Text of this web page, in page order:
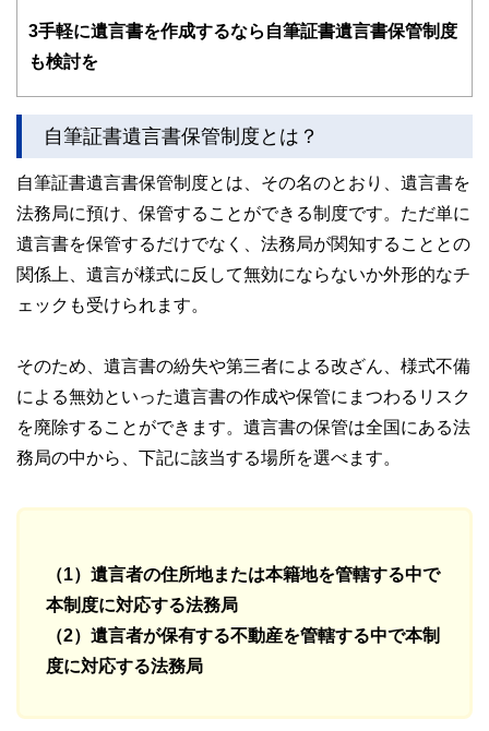
3手軽に遺言書を作成するなら自筆証書遺言書保管制度
も検討を
自筆証書遺言書保管制度とは？
自筆証書遺言書保管制度とは、その名のとおり、遺言書を
法務局に預け、保管することができる制度です。ただ単に
遺言書を保管するだけでなく、法務局が関知することとの
関係上、遺言が様式に反して無効にならないか外形的なチ
ェックも受けられます。
そのため、遺言書の紛失や第三者による改ざん、様式不備
による無効といった遺言書の作成や保管にまつわるリスク
を廃除することができます。遺言書の保管は全国にある法
務局の中から、下記に該当する場所を選べます。
（1）遺言者の住所地または本籍地を管轄する中で
本制度に対応する法務局
（2）遺言者が保有する不動産を管轄する中で本制
度に対応する法務局